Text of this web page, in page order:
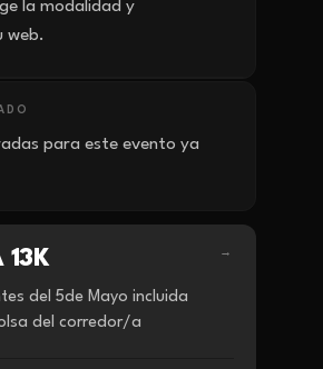
la modalidad y
web.
para este evento ya
13K →
del 5de Mayo incluida
del corredor/a